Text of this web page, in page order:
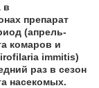
в
препарат
(апрель-
комаров и
immitis)
раз в сезон
насекомых.